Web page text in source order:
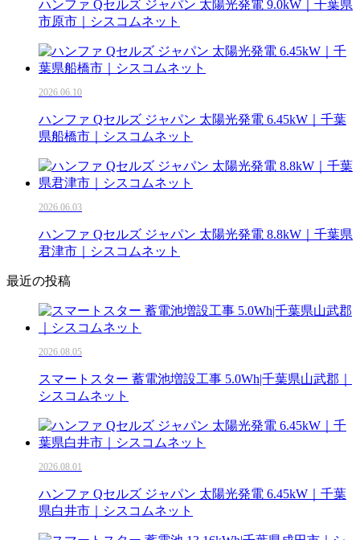
ハンファ Qセルズ ジャパン 太陽光発電 9.0kW｜千葉県
市原市｜シスコムネット
2026.06.10
ハンファ Qセルズ ジャパン 太陽光発電 6.45kW｜千葉
県船橋市｜シスコムネット
2026.06.03
ハンファ Qセルズ ジャパン 太陽光発電 8.8kW｜千葉県
君津市｜シスコムネット
最近の投稿
2026.08.05
スマートスター 蓄電池増設工事 5.0Wh|千葉県山武郡｜
シスコムネット
2026.08.01
ハンファ Qセルズ ジャパン 太陽光発電 6.45kW｜千葉
県白井市｜シスコムネット